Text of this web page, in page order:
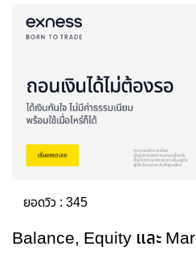
ยอดวิว : 345
Balance, Equity และ